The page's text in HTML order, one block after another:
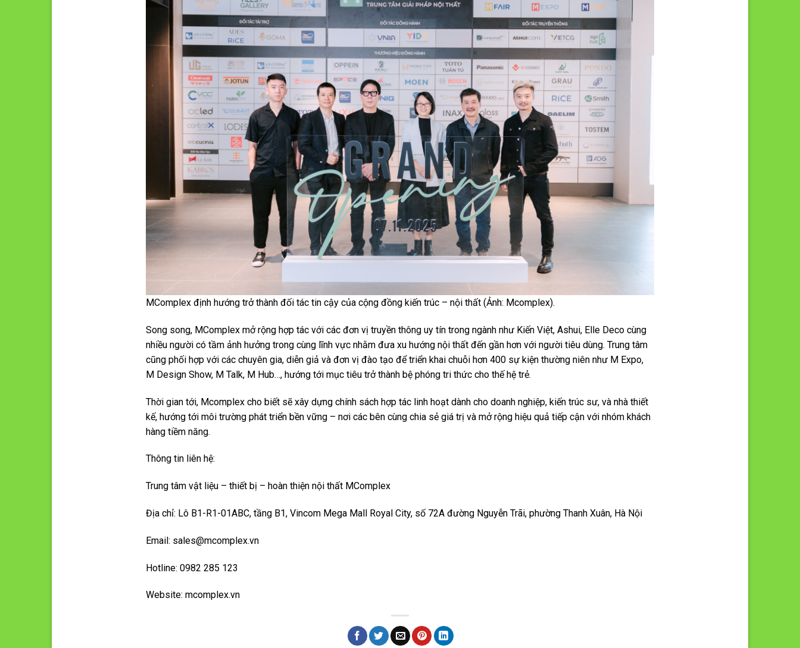
MComplex định hướng trở thành đối tác tin cậy của cộng đồng kiến trúc – nội thất (Ảnh: Mcomplex).
Song song, MComplex mở rộng hợp tác với các đơn vị truyền thông uy tín trong ngành như Kiến Việt, Ashui, Elle Deco cùng
nhiều người có tầm ảnh hưởng trong cùng lĩnh vực nhằm đưa xu hướng nội thất đến gần hơn với người tiêu dùng. Trung tâm
cũng phối hợp với các chuyên gia, diễn giả và đơn vị đào tạo để triển khai chuỗi hơn 400 sự kiện thường niên như M Expo,
M Design Show, M Talk, M Hub…, hướng tới mục tiêu trở thành bệ phóng tri thức cho thế hệ trẻ.
Thời gian tới, Mcomplex cho biết sẽ xây dựng chính sách hợp tác linh hoạt dành cho doanh nghiệp, kiến trúc sư, và nhà thiết
kế, hướng tới môi trường phát triển bền vững – nơi các bên cùng chia sẻ giá trị và mở rộng hiệu quả tiếp cận với nhóm khách
hàng tiềm năng.
Thông tin liên hệ:
Trung tâm vật liệu – thiết bị – hoàn thiện nội thất MComplex
Địa chỉ: Lô B1-R1-01ABC, tầng B1, Vincom Mega Mall Royal City, số 72A đường Nguyễn Trãi, phường Thanh Xuân, Hà Nội
Email: sales@mcomplex.vn
Hotline: 0982 285 123
Website: mcomplex.vn